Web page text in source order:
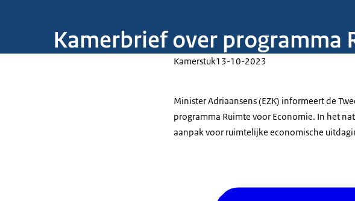
Kamerbrief over programma
Kamerstuk13-10-2023
Minister Adriaansens (EZK) informeert de
programma Ruimte voor Economie. In het
aanpak voor ruimtelijke economische